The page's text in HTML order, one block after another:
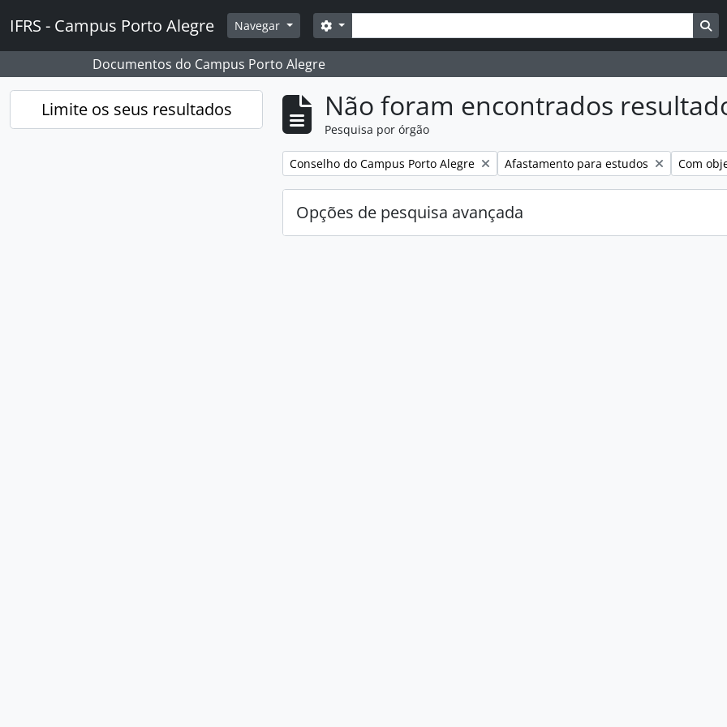
IFRS - Campus Porto Alegre Navegar Pesquisar
Opções de busca
Documentos do Campus Porto Alegre
Limite os seus resultados Não foram encontrados
Pesquisa por órgão
Remover filtro:
Conselho do Campus Porto Alegre Remover filtro:
Afastamento para estudos Com
Opções de pesquisa avançada